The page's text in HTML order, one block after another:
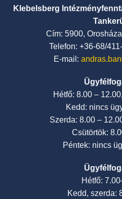
Klebelsberg
Cím: 5900,
Telefon: +36-68/
E-mail:
Hétfő: 8.00 –
Kedd: nincs
Szerda: 8.00 –
Csütörtök:
Péntek: nincs
Hétfő:
Kedd, szerda: